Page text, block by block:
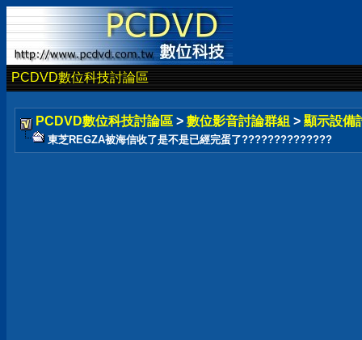
PCDVD數位科技討論區
PCDVD數位科技討論區 > 數位影音討論群組 > 顯示設備
東芝REGZA被海信收了是不是已經完蛋了??????????????